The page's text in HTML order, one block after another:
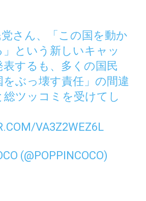
党さん、「この国を動か
という新しいキャッ
するも、多くの国民
ぶっ壊す責任」の間違
総ツッコミを受けてし
VA3Z2WEZ6L
(@POPPINCOCO)